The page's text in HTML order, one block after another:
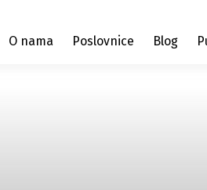
O nama Poslovnice Blog